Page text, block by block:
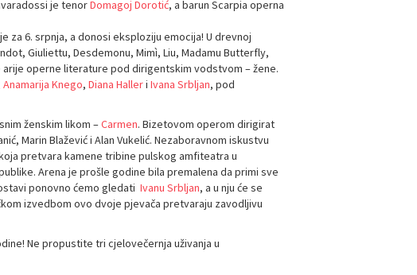
je tenorDomagoj Dorotić, a barun Scarpia operna
za 6. srpnja, a donosi eksploziju emocija! U drevnoj
Giuliettu, Desdemonu, Mimì, Liu, Madamu Butterfly,
operne literature pod dirigentskim vodstvom – žene.
Anamarija Knego, Diana Halleri Ivana Srbljan, pod
ženskim likom –Carmen. Bizetovom operom dirigirat
Marin Blažević i Alan Vukelić. Nezaboravnom iskustvu
pretvara kamene tribine pulskog amfiteatra u
Arena je prošle godine bila premalena da primi sve
ponovno ćemo gledati Ivanu Srbljan, a u nju će se
izvedbom ovo dvoje pjevača pretvaraju zavodljivu
Ne propustite tri cjelovečernja uživanja u